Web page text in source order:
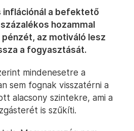
inflációnál a befektető
hozammal
az motiváló lesz
a fogyasztását.
mindenesetre a
sem fognak visszatérni a
alacsony szintekre, ami a
is szűkíti.